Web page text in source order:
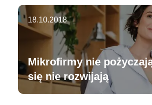
18.10.2018
Mikrofirmy nie
się nie rozwijają